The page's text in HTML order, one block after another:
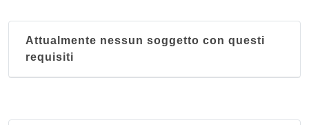
Attualmente nessun soggetto con questi
requisiti